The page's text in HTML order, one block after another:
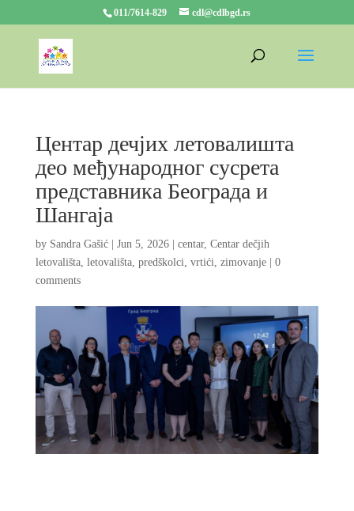
011/7614-829 cdl@cdlbgd.rs
Центар дечјих летовалишта
део међународног сусрета
представника Београда и
Шангаја
by Sandra Gašić| Jun 5, 2026| centar, Centar dečjih
letovališta, letovališta, predškolci, vrtići, zimovanje| 0
comments